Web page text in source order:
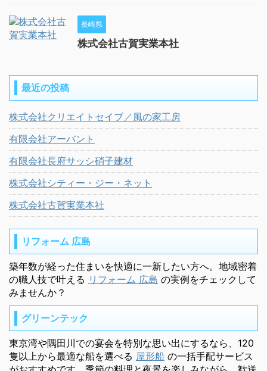
長崎県
株式会社古賀実業本社
最近の投稿
株式会社クリエイトセイブ／風の家工房
有限会社アーバント
有限会社長府サッシ硝子建材
株式会社シティー・ジー・ネット
株式会社古賀実業本社
リフォーム 広島
築年数が経った住まいを快適に一新したい方へ。地域密着
の職人技で叶える リフォーム 広島 の実例をチェックして
みませんか？
グリーンテック
東京湾や隅田川での宴会を特別な思い出にするなら、120
隻以上から最適な船を選べる 屋形船 の一括手配サービス